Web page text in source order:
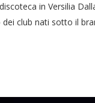
in Versilia
club nati sotto il